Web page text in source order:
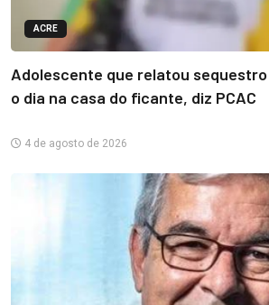
ACRE
Adolescente que relatou
o dia na casa do ficante, diz PCAC
4 de agosto de 2026